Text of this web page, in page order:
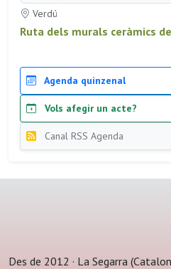
Verdú
Ruta dels murals ceràmics
Agenda quinzenal
Vols afegir un acte?
Canal RSS Agenda
Des de 2012 · La Segarra